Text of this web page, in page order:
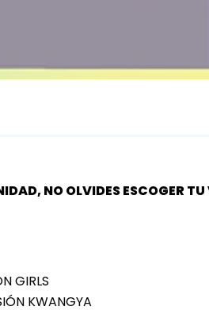
NO OLVIDES ESCOGER
GIRLS
KWANGYA